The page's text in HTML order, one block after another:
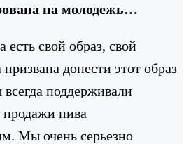
на молодежь…
свой образ, свой
донести этот образ
поддерживали
пива
Мы очень серьезно